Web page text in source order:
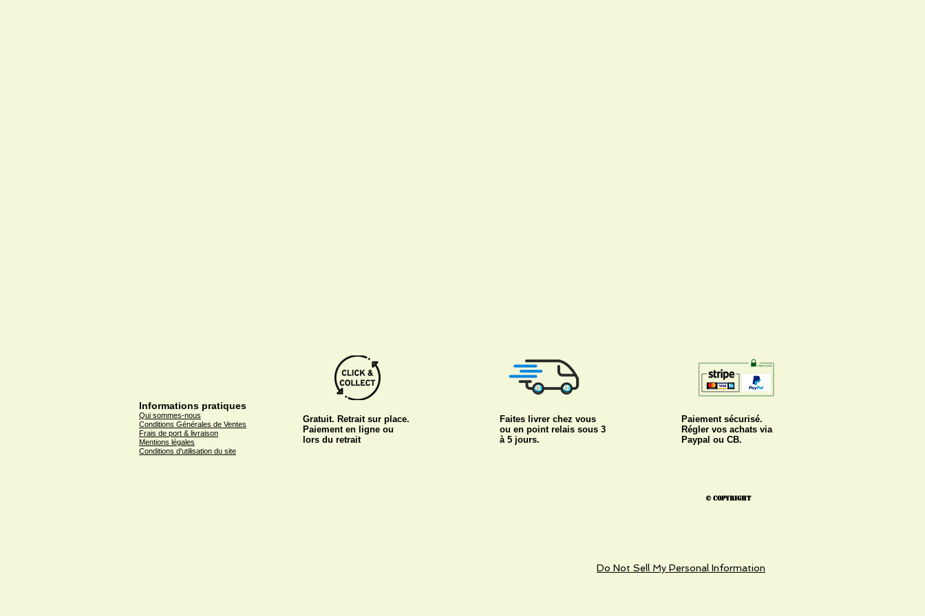
Informations pratiques
Qui sommes-nous
Conditions Générales de Ventes
Frais de port & livraison
Mentions légales
Conditions d'utilisation du site
Gratuit. Retrait sur place.
Paiement en ligne ou
lors du retrait
Faites livrer chez vous
ou en point relais sous 3
à 5 jours.
Paiement sécurisé.
Régler vos achats via
Paypal ou CB.
© Copyright
Do Not Sell My Personal Information